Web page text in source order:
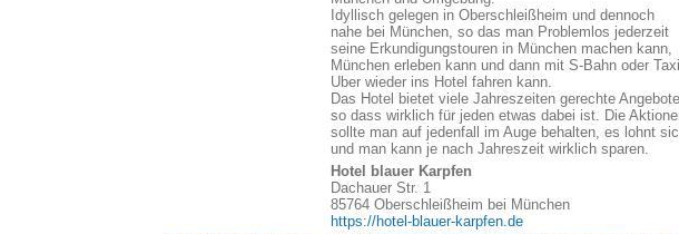
Idyllisch gelegen in Oberschleißheim und dennoch
nahe bei München, so das man Problemlos jederzeit
seine Erkundigungstouren in München machen kann,
München erleben kann und dann mit S-Bahn oder
Uber wieder ins Hotel fahren kann.
Das Hotel bietet viele Jahreszeiten gerechte
so dass wirklich für jeden etwas dabei ist. Die
sollte man auf jedenfall im Auge behalten, es lohnt
und man kann je nach Jahreszeit wirklich sparen.
Hotel blauer Karpfen
Dachauer Str. 1
85764 Oberschleißheim bei München
https://hotel-blauer-karpfen.de